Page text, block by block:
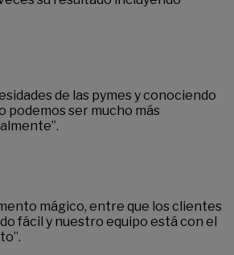
de las pymes y conociendo
podemos ser mucho más
mágico, entre que los clientes
fácil y nuestro equipo está con el